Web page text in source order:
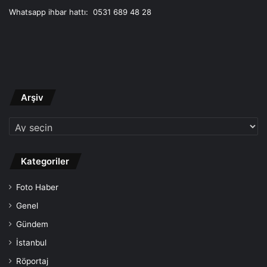
Whatsapp ihbar hattı: 0531 689 48 28
Arşiv
Kategoriler
Foto Haber
Genel
Gündem
İstanbul
Röportaj